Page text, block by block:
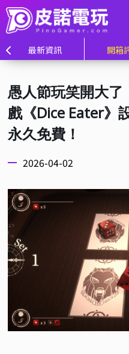
最新資訊 開箱
愚人節玩笑開大
戲《Dice Eater》
永久免費！
2026-04-02